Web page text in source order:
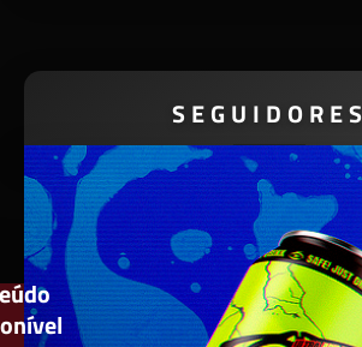
SEGUIDORES